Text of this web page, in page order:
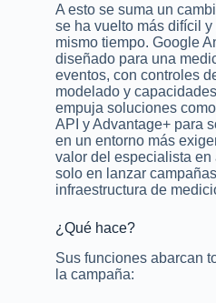
A esto se suma un
se ha vuelto más difícil y
mismo tiempo. Google
diseñado para una
eventos, con controles
modelado y
empuja soluciones
API y Advantage+ para
en un entorno más
valor del especialista
solo en lanzar
infraestructura de
¿Qué hace?
Sus funciones abarcan
la campaña: